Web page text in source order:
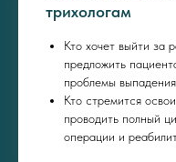
трихологам
Кто хочет выйти за
предложить
проблемы выпадения
Кто стремится
проводить полный
операции и